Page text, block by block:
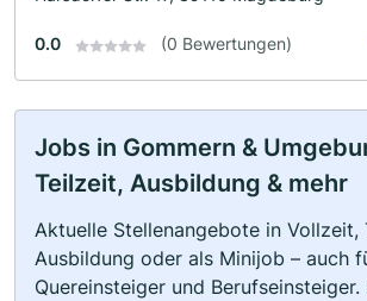
0.0 (0 Bewertungen)
Jobs in Gommern &
Teilzeit, Ausbildung & mehr
Aktuelle Stellenangebote in Vollzeit,
Ausbildung oder als Minijob – auch
Quereinsteiger und